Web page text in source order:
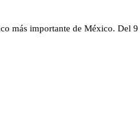
más importante de México.